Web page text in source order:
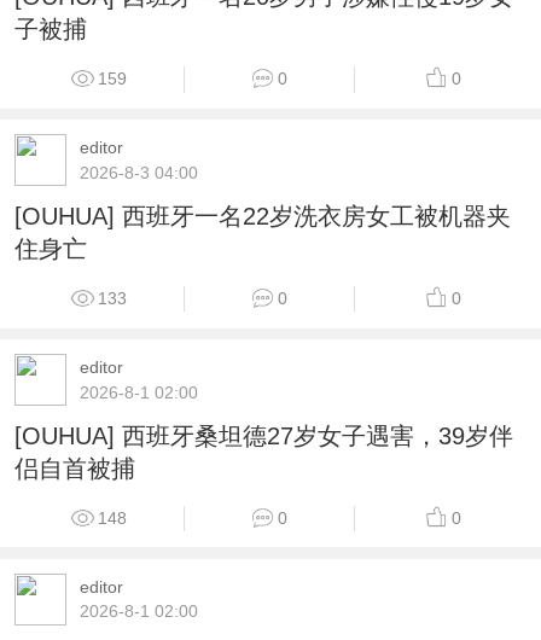
子被捕
159 0 0
editor
2026-8-3 04:00
[OUHUA] 西班牙一名22岁洗衣房女工被机器夹
住身亡
133 0 0
editor
2026-8-1 02:00
[OUHUA] 西班牙桑坦德27岁女子遇害，39岁伴
侣自首被捕
148 0 0
editor
2026-8-1 02:00